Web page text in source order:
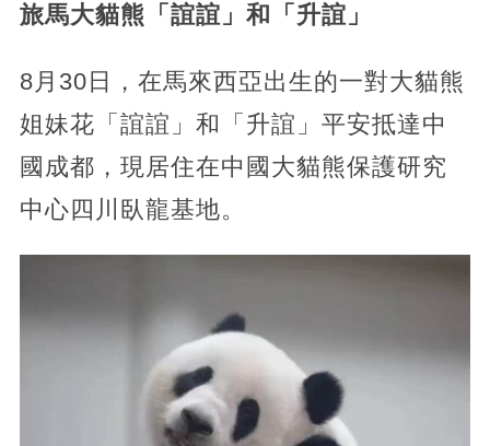
旅馬大貓熊「誼誼」和「升誼」
8月30日，在馬來西亞出生的一對大貓熊
姐妹花「誼誼」和「升誼」平安抵達中
國成都，現居住在中國大貓熊保護研究
中心四川臥龍基地。